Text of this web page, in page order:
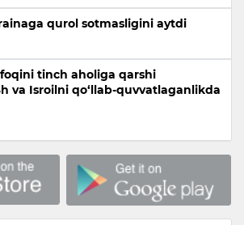
qurol sotmasligini aytdi
tinch aholiga qarshi
va Isroilni qo‘llab-quvvatlaganlikda